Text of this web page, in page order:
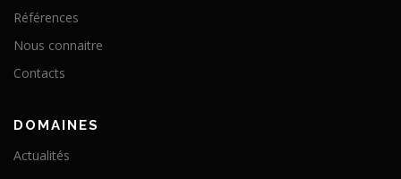
Références
Nous connaitre
Contacts
DOMAINES
Actualités